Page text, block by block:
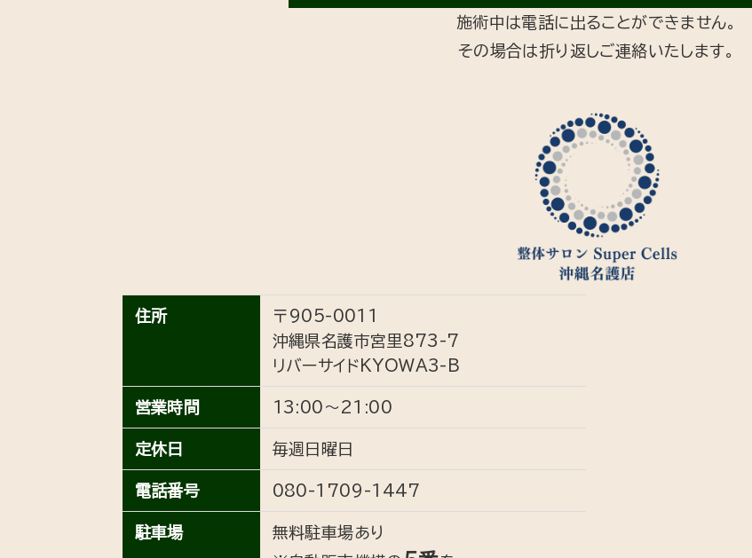
施術中は電話に出ることができません。
その場合は折り返しご連絡いたします。
住所
〒905-0011
沖縄県名護市宮里873-7
リバーサイドKYOWA3-B
営業時間 13:00～21:00
定休日 毎週日曜日
電話番号 080-1709-1447
駐車場
無料駐車場あり